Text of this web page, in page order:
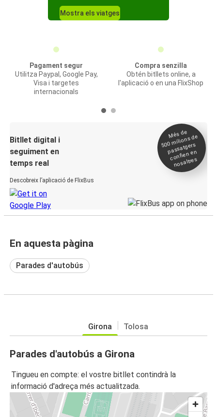
Mostra els viatges
Pagament segur
Utilitza Paypal, Google Pay,
Visa i targetes
internacionals
Compra senzilla
Obtén bitllets online, a
l'aplicació o en una FlixShop
Bitllet digital i
seguiment en
temps real
Descobreix l’aplicació de FlixBus
Més de
500
milions de
passatgers
confien en
nosaltres
En aquesta pàgina
Parades d'autobús
Girona Tolosa
Parades d'autobús a Girona
Tingueu en compte: el vostre bitllet contindrà la
informació d'adreça més actualitzada.